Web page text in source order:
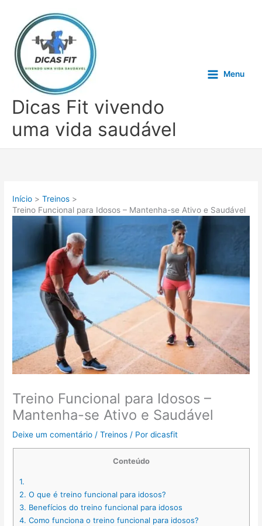
conteúdo
Dicas Fit vivendo
uma vida saudável
Menu
Início
Treinos
Treino Funcional para Idosos – Mantenha-se Ativo e Saudável
Treino Funcional para Idosos –
Mantenha-se Ativo e Saudável
Deixe um comentário /Treinos / Pordicasfit
Conteúdo
1.
2. O que é treino funcional para idosos?
3. Benefícios do treino funcional para idosos
4. Como funciona o treino funcional para idosos?